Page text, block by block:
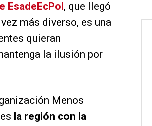
, que llegó
más diverso, es una
quieran
la ilusión por
Menos
la región con la